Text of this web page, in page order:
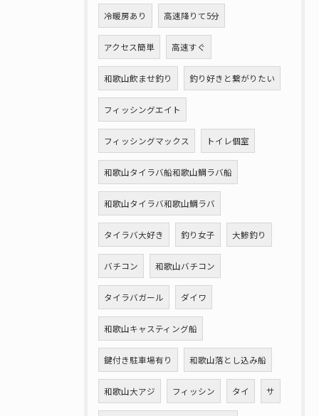
冷暖房あり 高速降りて5分
アクセス簡単 高速すぐ
和歌山飲ませ釣り 釣り好きと繋がりたい
フィッシングエイト
フィッシングマックス トイレ個室
和歌山タイラバ船和歌山鯛ラバ船
和歌山タイラバ和歌山鯛ラバ
タイラバ大好き 釣り女子 大鯵釣り
バチコン 和歌山バチコン
タイラバガール ダイワ
和歌山キャスティング船
鍵付き駐車場有り 和歌山落とし込み船
和歌山大アジ フィッシン タイ サ